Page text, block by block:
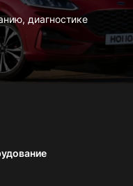
диагностике